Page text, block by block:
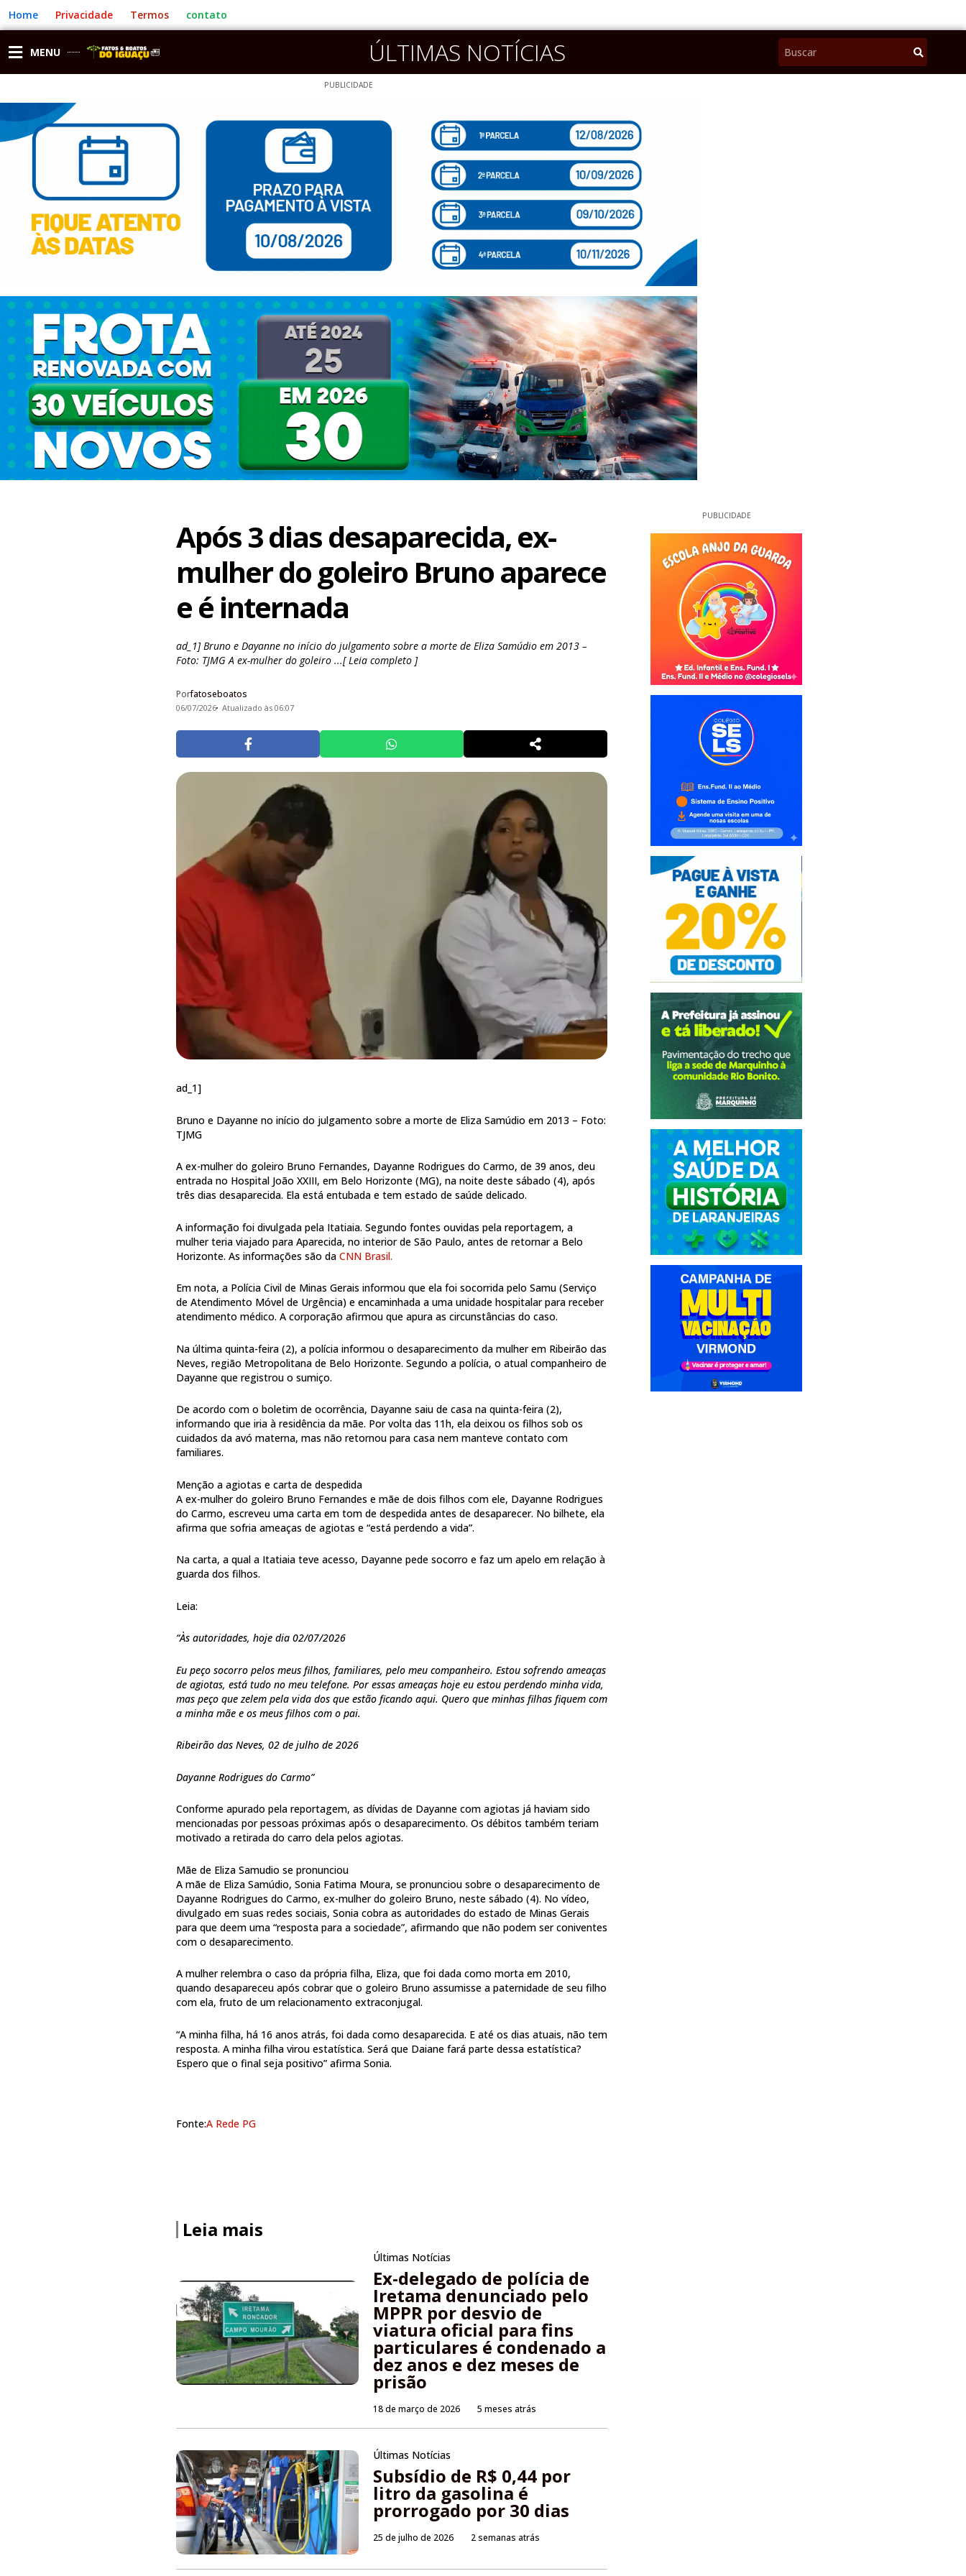
para
o
conteúdo
Home Privacidade Termos contato
MENU ÚLTIMAS NOTÍCIAS Pesquisar
PUBLICIDADE
Após 3 dias desaparecida, ex-
mulher do goleiro Bruno aparece
e é internada
ad_1] Bruno e Dayanne no início do julgamento sobre a morte de Eliza Samúdio em 2013 –
Foto: TJMG A ex-mulher do goleiro ...[ Leia completo ]
Porfatoseboatos
06/07/2026 Atualizado às 06:07
ad_1]
Bruno e Dayanne no início do julgamento sobre a morte de Eliza Samúdio em 2013 – Foto:
TJMG
A ex-mulher do goleiro Bruno Fernandes, Dayanne Rodrigues do Carmo, de 39 anos, deu
entrada no Hospital João XXIII, em Belo Horizonte (MG), na noite deste sábado (4), após
três dias desaparecida. Ela está entubada e tem estado de saúde delicado.
A informação foi divulgada pela Itatiaia. Segundo fontes ouvidas pela reportagem, a
mulher teria viajado para Aparecida, no interior de São Paulo, antes de retornar a Belo
Horizonte. As informações são daCNN Brasil.
Em nota, a Polícia Civil de Minas Gerais informou que ela foi socorrida pelo Samu (Serviço
de Atendimento Móvel de Urgência) e encaminhada a uma unidade hospitalar para receber
atendimento médico. A corporação afirmou que apura as circunstâncias do caso.
Na última quinta-feira (2), a polícia informou o desaparecimento da mulher em Ribeirão das
Neves, região Metropolitana de Belo Horizonte. Segundo a polícia, o atual companheiro de
Dayanne que registrou o sumiço.
De acordo com o boletim de ocorrência, Dayanne saiu de casa na quinta-feira (2),
informando que iria à residência da mãe. Por volta das 11h, ela deixou os filhos sob os
cuidados da avó materna, mas não retornou para casa nem manteve contato com
familiares.
Menção a agiotas e carta de despedida
A ex-mulher do goleiro Bruno Fernandes e mãe de dois filhos com ele, Dayanne Rodrigues
do Carmo, escreveu uma carta em tom de despedida antes de desaparecer. No bilhete, ela
afirma que sofria ameaças de agiotas e “está perdendo a vida”.
Na carta, a qual a Itatiaia teve acesso, Dayanne pede socorro e faz um apelo em relação à
guarda dos filhos.
Leia:
“Às autoridades, hoje dia 02/07/2026
Eu peço socorro pelos meus filhos, familiares, pelo meu companheiro. Estou sofrendo ameaças
de agiotas, está tudo no meu telefone. Por essas ameaças hoje eu estou perdendo minha vida,
mas peço que zelem pela vida dos que estão ficando aqui. Quero que minhas filhas fiquem com
a minha mãe e os meus filhos com o pai.
Ribeirão das Neves, 02 de julho de 2026
Dayanne Rodrigues do Carmo”
Conforme apurado pela reportagem, as dívidas de Dayanne com agiotas já haviam sido
mencionadas por pessoas próximas após o desaparecimento. Os débitos também teriam
motivado a retirada do carro dela pelos agiotas.
Mãe de Eliza Samudio se pronunciou
A mãe de Eliza Samúdio, Sonia Fatima Moura, se pronunciou sobre o desaparecimento de
Dayanne Rodrigues do Carmo, ex-mulher do goleiro Bruno, neste sábado (4). No vídeo,
divulgado em suas redes sociais, Sonia cobra as autoridades do estado de Minas Gerais
para que deem uma “resposta para a sociedade”, afirmando que não podem ser coniventes
com o desaparecimento.
A mulher relembra o caso da própria filha, Eliza, que foi dada como morta em 2010,
quando desapareceu após cobrar que o goleiro Bruno assumisse a paternidade de seu filho
com ela, fruto de um relacionamento extraconjugal.
“A minha filha, há 16 anos atrás, foi dada como desaparecida. E até os dias atuais, não tem
resposta. A minha filha virou estatística. Será que Daiane fará parte dessa estatística?
Espero que o final seja positivo” afirma Sonia.
Fonte:A Rede PG
Leia mais
Últimas Notícias
Ex-delegado de polícia de
Iretama denunciado pelo
MPPR por desvio de
viatura oficial para fins
particulares é condenado a
dez anos e dez meses de
prisão
18 de março de 2026 5 meses atrás
Últimas Notícias
Subsídio de R$ 0,44 por
litro da gasolina é
prorrogado por 30 dias
25 de julho de 2026 2 semanas atrás
PUBLICIDADE